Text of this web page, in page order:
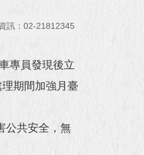
訊：02-21812345
專員發現後立
期間加強月臺
公共安全，無